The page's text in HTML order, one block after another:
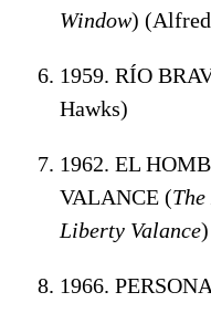
Window)
1959. RÍO
Hawks)
1962. EL
VALANCE (
Liberty Valance
1966.